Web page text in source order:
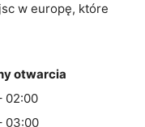
w europę, które
otwarcia
02:00
03:00